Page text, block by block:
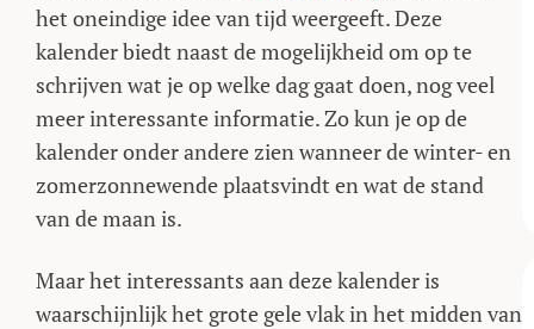
het oneindige idee van tijd weergeeft. Deze
kalender biedt naast de mogelijkheid om op te
schrijven wat je op welke dag gaat doen, nog veel
meer interessante informatie. Zo kun je op de
kalender onder andere zien wanneer de winter- en
zomerzonnewende plaatsvindt en wat de stand
van de maan is.
Maar het interessants aan deze kalender is
waarschijnlijk het grote gele vlak in het midden van